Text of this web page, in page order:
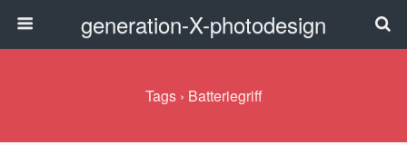
generation-X-photodesign
Tags › Batteriegriff